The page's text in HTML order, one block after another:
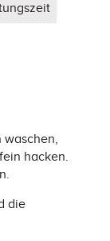
waschen,
hacken.
die